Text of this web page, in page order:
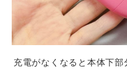
充電がなくなると本体下